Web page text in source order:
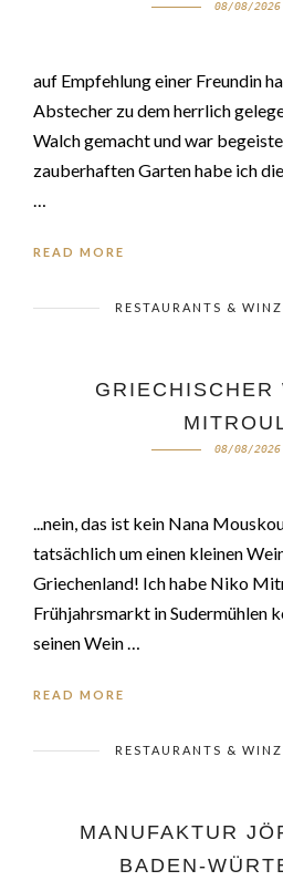
08/08/2026
auf Empfehlung einer Freundin
Abstecher zu dem herrlich
Walch gemacht und war
zauberhaften Garten habe ich
…
READ MORE
RESTAURANTS &
GRIECHISCHER
08/08/2026
...nein, das ist kein Nana
tatsächlich um einen kleinen
Griechenland! Ich habe Niko
Frühjahrsmarkt in Sudermühlen
seinen Wein …
READ MORE
RESTAURANTS &
MANUFAKTUR
BADEN-